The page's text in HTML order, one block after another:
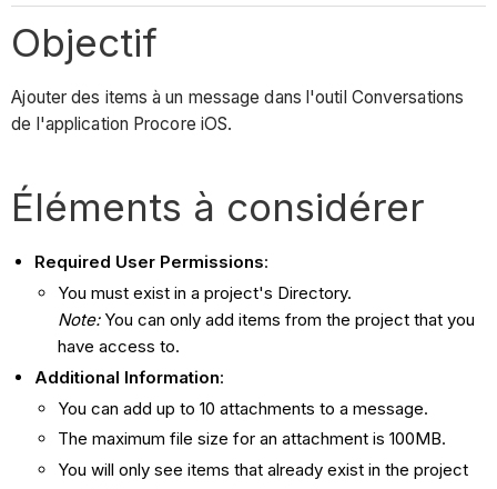
Objectif
Ajouter des items à un message dans l'outil Conversations
de l'application Procore iOS.
Éléments à considérer
Required User Permissions:
You must exist in a project's Directory.
Note: You can only add items from the project that you
have access to.
Additional Information:
You can add up to 10 attachments to a message.
The maximum file size for an attachment is 100MB.
You will only see items that already exist in the project